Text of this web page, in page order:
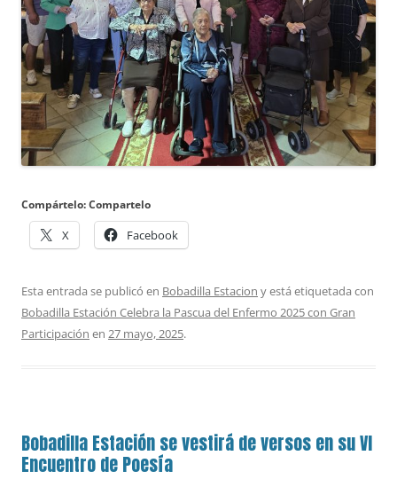
Compártelo: Compartelo
X Facebook
Esta entrada se publicó en Bobadilla Estacion y está etiquetada con
Bobadilla Estación Celebra la Pascua del Enfermo 2025 con Gran
Participación en 27 mayo, 2025.
Bobadilla Estación se vestirá de versos en su VI
Encuentro de Poesía